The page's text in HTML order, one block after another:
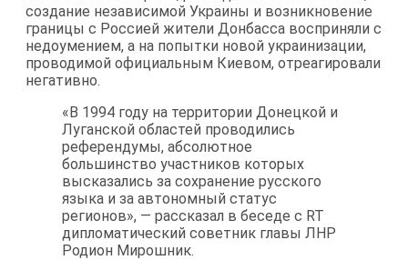
создание независимой Украины и возникновение
границы с Россией жители Донбасса восприняли с
недоумением, а на попытки новой украинизации,
проводимой официальным Киевом, отреагировали
негативно.
«В 1994 году на территории Донецкой и
Луганской областей проводились
референдумы, абсолютное
большинство участников которых
высказались за сохранение русского
языка и за автономный статус
регионов», — рассказал в беседе с RT
дипломатический советник главы ЛНР
Родион Мирошник.